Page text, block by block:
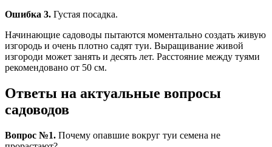
Ошибка 3. Густая посадка.
Начинающие садоводы пытаются моментально создать живую
изгородь и очень плотно садят туи. Выращивание живой
изгороди может занять и десять лет. Расстояние между туями
рекомендовано от 50 см.
Ответы на актуальные вопросы
садоводов
Вопрос №1. Почему опавшие вокруг туи семена не